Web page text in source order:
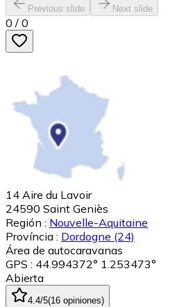
Previous slide Next slide
0 / 0
14 Aire du Lavoir
24590 Saint Geniès
Región : Nouvelle-Aquitaine
Província : Dordogne (24)
Área de autocaravanas
GPS : 44.994372° 1.253473°
Abierta
4.4/5(16 opiniones)